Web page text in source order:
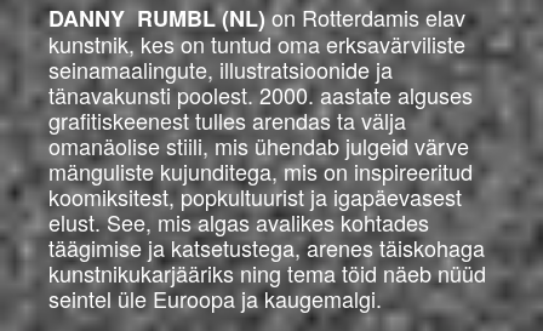
DANNY RUMBL (NL)on Rotterdamis elav
kunstnik, kes on tuntud oma erksavärviliste
seinamaalingute, illustratsioonide ja
tänavakunsti poolest. 2000. aastate alguses
grafitiskeenest tulles arendas ta välja
omanäolise stiili, mis ühendab julgeid värve
mänguliste kujunditega, mis on inspireeritud
koomiksitest, popkultuurist ja igapäevasest
elust. See, mis algas avalikes kohtades
täägimise ja katsetustega, arenes täiskohaga
kunstnikukarjääriks ning tema töid näeb nüüd
seintel üle Euroopa ja kaugemalgi.